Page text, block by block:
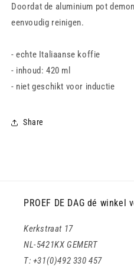
Doordat de aluminium pot
eenvoudig reinigen.
- echte Italiaanse koffie
- inhoud: 420 ml
- niet geschikt voor inductie
Share
PROEF DE DAG dé
Kerkstraat 17
NL-5421KX GEMERT
T: +31(0)492 330 457